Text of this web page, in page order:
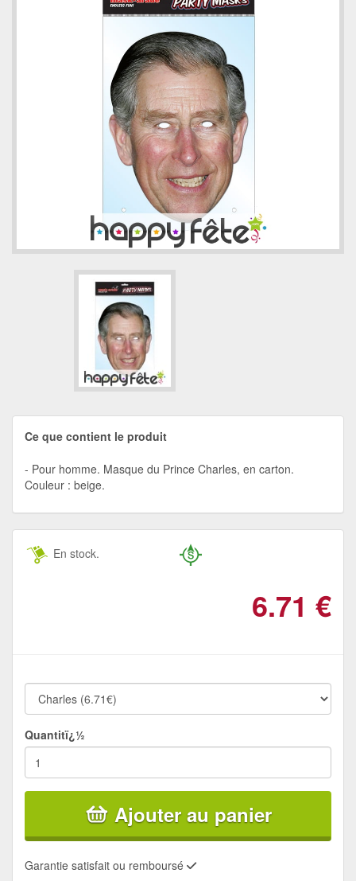
Ce que contient le produit
Pour homme. Masque du Prince Charles, en carton.
Couleur : beige.
En stock.
6.71 €
Quantitï¿½
Ajouter au panier
Garantie satisfait ou remboursé